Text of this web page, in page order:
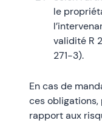
le
validité R
271-3).
En cas de
ces obligations,
rapport aux